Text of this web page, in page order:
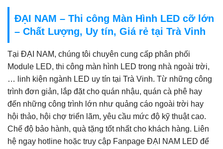
ĐẠI NAM – Thi công Màn Hình LED cỡ lớn
– Chất Lượng, Uy tín, Giá rẻ tại Trà Vinh
Tại ĐẠI NAM, chúng tôi chuyên cung cấp phân phối
Module LED, thi công màn hình LED trong nhà ngoài trời,
… linh kiện ngành LED uy tín tại Trà Vinh. Từ những công
trình đơn giản, lắp đặt cho quán nhậu, quán cà phê hay
đến những công trình lớn như quảng cáo ngoài trời hay
hội thảo, hội chợ triển lãm, yêu cầu mức độ kỹ thuật cao.
Chế độ bảo hành, quà tặng tốt nhất cho khách hàng. Liên
hệ ngay hotline hoặc truy cập Fanpage ĐẠI NAM LED để